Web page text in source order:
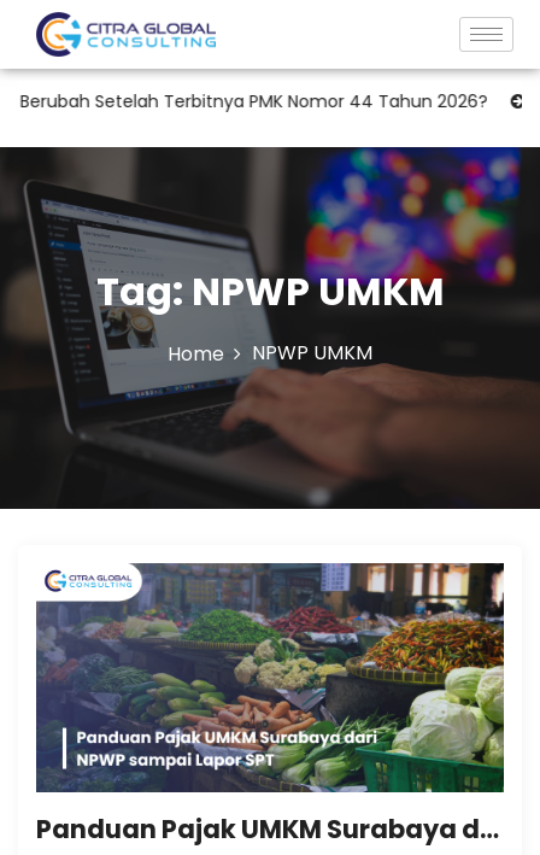
Setelah Terbitnya PMK Nomor 44 Tahun 2026?
Tag: NPWP UMKM
Home NPWP UMKM
Panduan Pajak UMKM Surabaya dari NPWP sampai Lapor SPT